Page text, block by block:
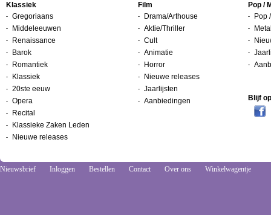
Klassiek
Gregoriaans
Middeleeuwen
Renaissance
Barok
Romantiek
Klassiek
20ste eeuw
Opera
Recital
Klassieke Zaken Leden
Nieuwe releases
Film
Drama/Arthouse
Aktie/Thriller
Cult
Animatie
Horror
Nieuwe releases
Jaarlijsten
Aanbiedingen
Pop /
Pop
Blijf
Nieuwsbrief Inloggen Bestellen Contact Over ons Winkelwagentje